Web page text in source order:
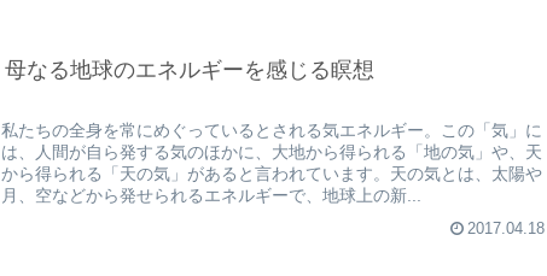
母なる地球のエネルギーを感じる瞑想
私たちの全身を常にめぐっているとされる気エネルギー。この「気」に
は、人間が自ら発する気のほかに、大地から得られる「地の気」や、天
から得られる「天の気」があると言われています。天の気とは、太陽や
月、空などから発せられるエネルギーで、地球上の新...
2017.04.18